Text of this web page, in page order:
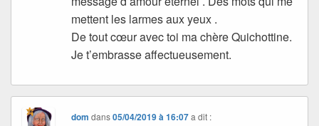
mettent les larmes aux yeux .
De tout cœur avec toi ma chère Quichottine.
Je t’embrasse affectueusement.
dom dans05/04/2019 à 16:07 a dit :